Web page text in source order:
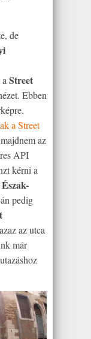
de
Street
Ebben
a Street
az
API
kérni a
Észak-
pedig
az utca
már